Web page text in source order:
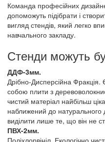
Команда професійних
допоможуть підібрати і
вигляд стендів, який легко
навчального закладу.
Стенди можуть
ДДФ-3мм.
Дрібно-Дисперсійна
собою плити з
чистий матеріал найбільш
наближений до натурального
виділити лише те, що він не
ПВХ-2мм.